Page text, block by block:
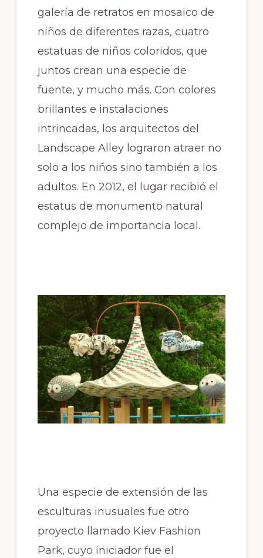
galería de retratos en mosaico de
niños de diferentes razas, cuatro
estatuas de niños coloridos, que
juntos crean una especie de
fuente, y mucho más. Con colores
brillantes e instalaciones
intrincadas, los arquitectos del
Landscape Alley lograron atraer no
solo a los niños sino también a los
adultos. En 2012, el lugar recibió el
estatus de monumento natural
complejo de importancia local.
Una especie de extensión de las
esculturas inusuales fue otro
proyecto llamado Kiev Fashion
Park, cuyo iniciador fue el